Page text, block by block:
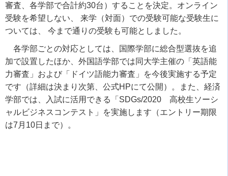
審査、各学部で合計約30台）することを決定。オンライン
受験を希望しない、 来学（対面）での受験可能な受験生に
ついては、 今まで通りの受験も可能としました。
各学部ごとの対応としては、 国際学部に総合型選抜を追
加で設置したほか、外国語学部では同大学主催の「英語能
力審査」および「ドイツ語能力審査」を今後実施する予定
です（詳細は決まり次第、公式HPにて公開）。また、経済
学部では、入試に活用できる「SDGs/2020 高校生ソーシ
ャルビジネスコンテスト」を実施します（エントリー期限
は7月10日まで）。